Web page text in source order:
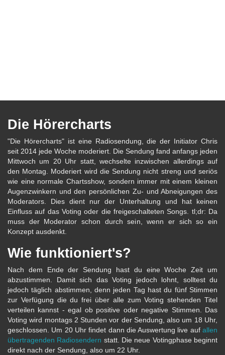
Die Hörercharts
"Die Hörercharts" ist eine Radiosendung, die der Initiator Chris
seit 2014 jede Woche moderiert. Die Sendung fand anfangs jeden
Mittwoch um 20 Uhr statt, wechselte inzwischen allerdings auf
den Montag. Moderiert wird die Sendung nicht streng und seriös
wie eine normale Chartsshow, sondern immer mit einem kleinen
Augenzwinkern und den persönlichen Zu- und Abneigungen des
Moderators. Dies dient nur der Unterhaltung und hat keinen
Einfluss auf das Voting oder die freigeschalteten Songs. tl;dr: Da
muss der Moderator schon durch sein, wenn er sich so ein
Konzept ausdenkt.
Wie funktioniert's?
Nach dem Ende der Sendung hast du eine Woche Zeit um
abzustimmen. Damit sich das Voting jedoch lohnt, solltest du
jedoch täglich abstimmen, denn jeden Tag hast du fünf Stimmen
zur Verfügung die du frei über alle zum Voting stehenden Titel
verteilen kannst - egal ob positive oder negative Stimmen. Das
Voting wird montags 2 Stunden vor der Sendung, also um 18 Uhr,
geschlossen. Um 20 Uhr findet dann die Auswertung live auf allen
übertragenden Radiosendern statt. Die neue Votingphase beginnt
direkt nach der Sendung, also um 22 Uhr.